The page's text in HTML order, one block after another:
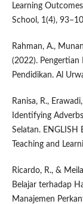
Learning
School, 1(4),
Rahman, A.,
(2022). Pengertian
Pendidikan. Al
Ranisa, R.,
Identifying
Selatan. ENGLISH
Teaching and
Ricardo, R., &
Belajar terhadap
Manajemen